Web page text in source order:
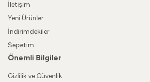
İletişim
Yeni Ürünler
İndirimdekiler
Sepetim
Önemli Bilgiler
Gizlilik ve Güvenlik